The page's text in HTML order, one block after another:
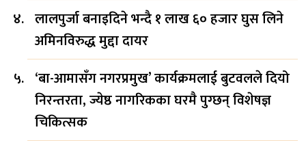
लालपुर्जा बनाइदिने भन्दै १ लाख ६० हजार घुस लिने
अमिनविरुद्ध मुद्दा दायर
‘बा-आमासँग नगरप्रमुख’ कार्यक्रमलाई बुटवलले दियो
निरन्तरता, ज्येष्ठ नागरिकका घरमै पुग्छन् विशेषज्ञ
चिकित्सक